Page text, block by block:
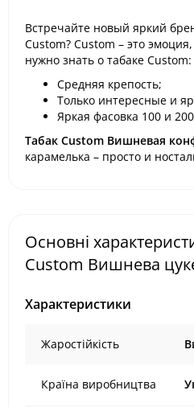
Встречайте новый яркий
Custom? Custom – это
нужно знать о табаке Custom:
Средняя крепость;
Только интересные и
Яркая фасовка 100 и
Табак Custom Вишневая
карамелька – просто и
Основні
Custom Вишнева
Характеристики
Жаростійкість
Країна виробництва